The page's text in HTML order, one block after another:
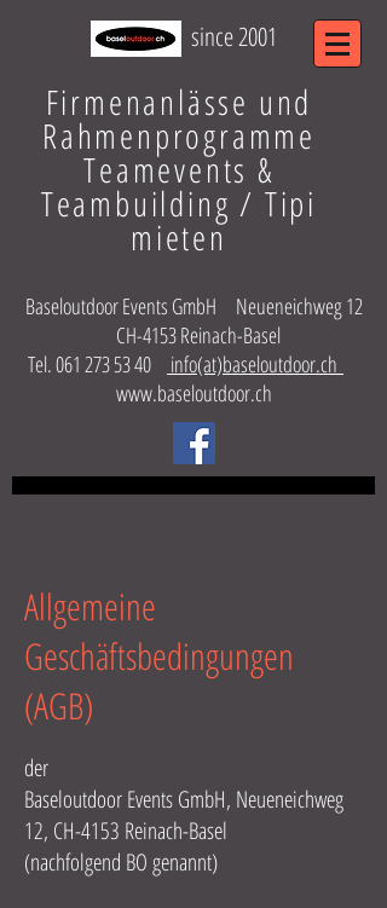
since 2001
Firmenanlässe und
Rahmenprogramme
Teamevents &
Teambuilding / Tipi
mieten
Baseloutdoor Events GmbH Neueneichweg 12
CH-4153 Reinach-Basel
Tel.061 273 53 40
info(at)baseloutdoor.ch
www.baseloutdoor.ch
Allgemeine
Geschäftsbedingungen
(AGB)
der
Baseloutdoor Events GmbH, Neueneichweg
12, CH-4153 Reinach-Basel
(nachfolgend BO genannt)